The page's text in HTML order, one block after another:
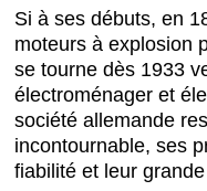
Si à ses débuts, en
moteurs à explosion
se tourne dès 1933
électroménager et
société allemande
incontournable, ses
fiabilité et leur